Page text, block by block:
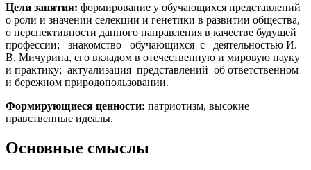
Цели занятия: формирование у обучающихся представлений
о роли и значении селекции и генетики в развитии общества,
о перспективности данного направления в качестве будущей
профессии; знакомство обучающихся с деятельностью И.
В. Мичурина, его вкладом в отечественную и мировую науку
и практику; актуализация представлений об ответственном
и бережном природопользовании.
Формирующиеся ценности: патриотизм, высокие
нравственные идеалы.
Основные смыслы